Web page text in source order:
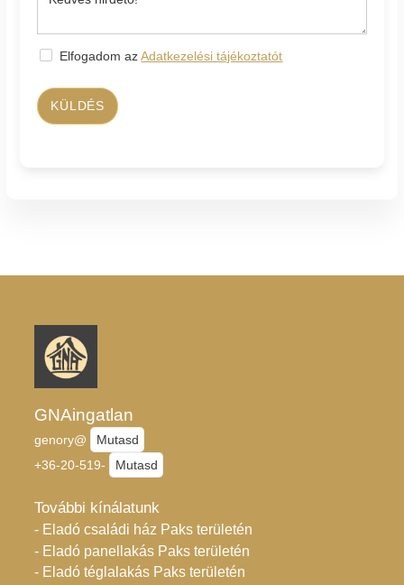
Elfogadom azAdatkezelési tájékoztatót
KÜLDÉS
GNAingatlan
genory@
Mutasd
+36-20-519-
Mutasd
További kínálatunk
- Eladó családi ház Paks területén
- Eladó panellakás Paks területén
- Eladó téglalakás Paks területén